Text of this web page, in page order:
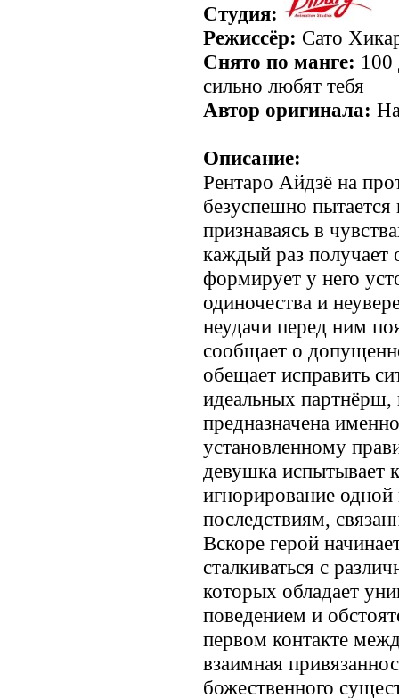
Студия:
Режиссёр: Сато
Снято по манге: 100
сильно любят тебя
Автор оригинала:
Описание:
Рентаро Айдзё на
безуспешно
признаваясь в
каждый раз получает
формирует у него
одиночества и
неудачи перед ним
сообщает о
обещает исправить
идеальных партнёрш,
предназначена
установленному
девушка испытывает
игнорирование
последствиям,
Вскоре герой
сталкиваться с
которых обладает
поведением и
первом контакте
взаимная
божественного